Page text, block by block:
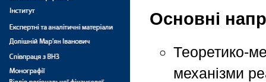
Основні
Теоретико-
механізми